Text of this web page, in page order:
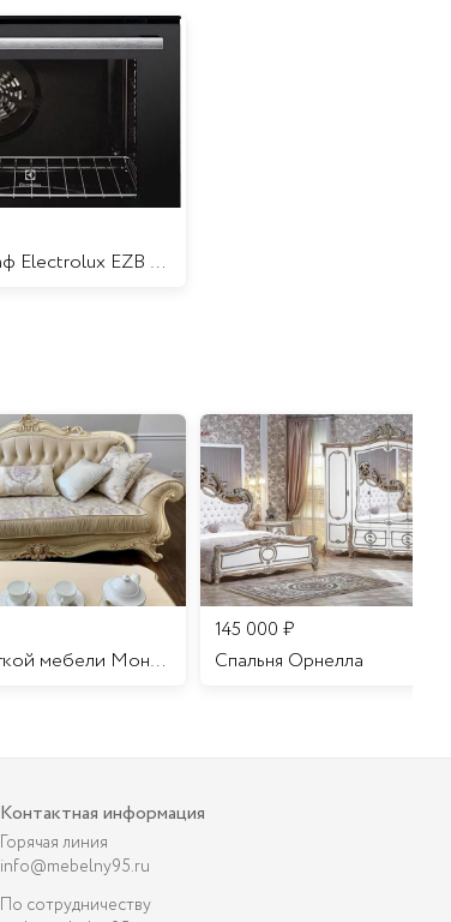
Духовой шкаф Electrolux EZB 52410 AK
Комплект мягкой мебели Мона Лиза
145 000 ₽
Cпальня Орнелла
Контактная информация
Горячая линия
info@mebelny95.ru
По сотрудничеству